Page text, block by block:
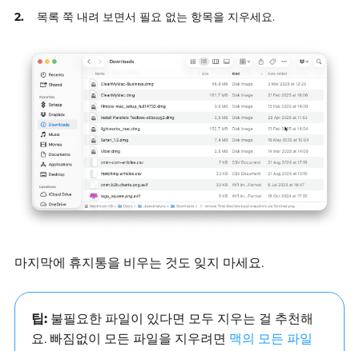
목록 쭉 내려 보면서 필요 없는 항목을 지우세요.
마지막에 휴지통을 비우는 것도 잊지 마세요.
팁: 불필요한 파일이 있다면 모두 지우는 걸 추천해
요. 빠짐없이 모든 파일을 지우려면 맥의 모든 파일